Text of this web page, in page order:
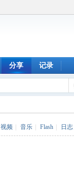
分享 记录
视频 音乐 Flash 日志